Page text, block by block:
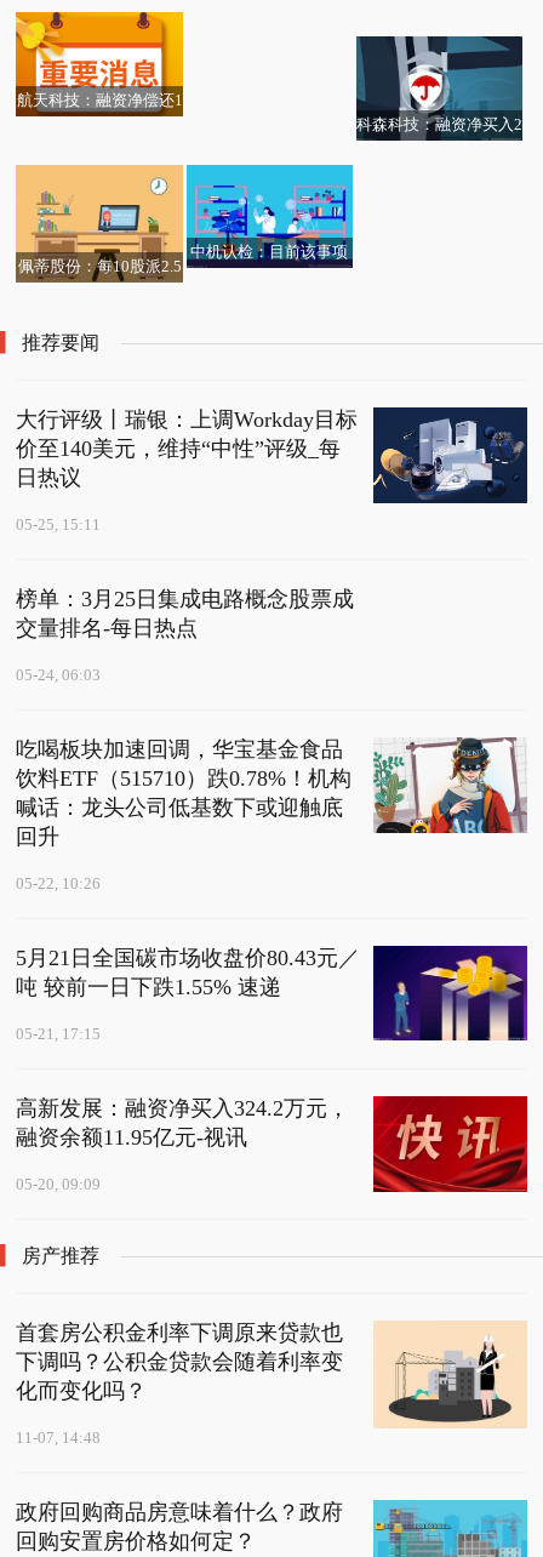
元回购182.96万股|热门
航天科技：融资净偿还1
78亿元
回购76.88万股
科森科技：融资净买入2
佩蒂股份：每10股派2.5
中机认检：目前该事项
推荐要闻
大行评级丨瑞银：上调Workday目标
价至140美元，维持“中性”评级_每
日热议
05-25, 15:11
榜单：3月25日集成电路概念股票成
交量排名-每日热点
05-24, 06:03
吃喝板块加速回调，华宝基金食品
饮料ETF（515710）跌0.78%！机构
喊话：龙头公司低基数下或迎触底
回升
05-22, 10:26
5月21日全国碳市场收盘价80.43元／
吨 较前一日下跌1.55% 速递
05-21, 17:15
高新发展：融资净买入324.2万元，
融资余额11.95亿元-视讯
05-20, 09:09
房产推荐
首套房公积金利率下调原来贷款也
下调吗？公积金贷款会随着利率变
化而变化吗？
11-07, 14:48
政府回购商品房意味着什么？政府
回购安置房价格如何定？